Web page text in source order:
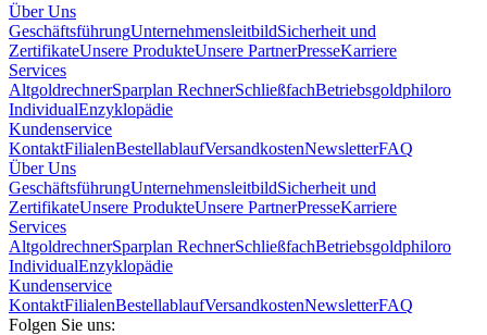
Über Uns
GeschäftsführungUnternehmensleitbildSicherheit und
ZertifikateUnsere ProdukteUnsere PartnerPresseKarriere
Services
AltgoldrechnerSparplan RechnerSchließfachBetriebsgoldphiloro
IndividualEnzyklopädie
Kundenservice
KontaktFilialenBestellablaufVersandkostenNewsletterFAQ
Über Uns
GeschäftsführungUnternehmensleitbildSicherheit und
ZertifikateUnsere ProdukteUnsere PartnerPresseKarriere
Services
AltgoldrechnerSparplan RechnerSchließfachBetriebsgoldphiloro
IndividualEnzyklopädie
Kundenservice
KontaktFilialenBestellablaufVersandkostenNewsletterFAQ
Folgen Sie uns: